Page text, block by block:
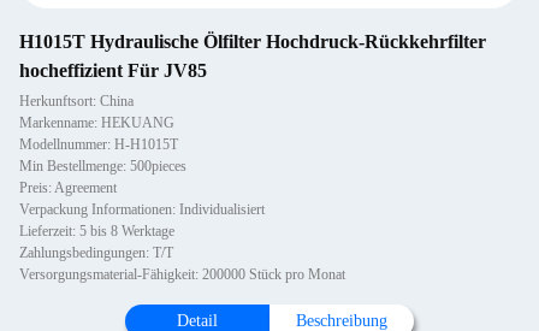
H1015T Hydraulische Ölfilter Hochdruck-Rückkehrfilter
hocheffizient Für JV85
Herkunftsort: China
Markenname: HEKUANG
Modellnummer: H-H1015T
Min Bestellmenge: 500pieces
Preis: Agreement
Verpackung Informationen: Individualisiert
Lieferzeit: 5 bis 8 Werktage
Zahlungsbedingungen: T/T
Versorgungsmaterial-Fähigkeit: 200000 Stück pro Monat
Detail Beschreibung